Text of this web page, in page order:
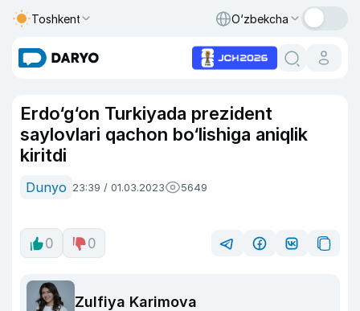
Toshkent O‘zbekcha
Erdo‘g‘on Turkiyada prezident
saylovlari qachon bo‘lishiga aniqlik
kiritdi
Dunyo 23:39 / 01.03.2023 5649
0 0
Zulfiya Karimova